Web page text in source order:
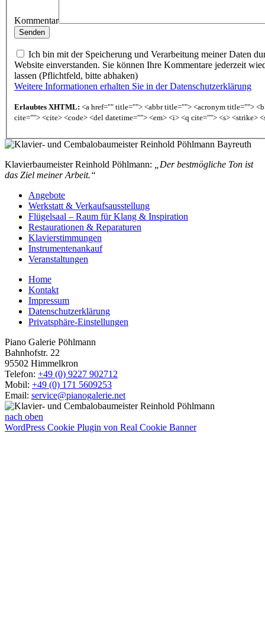
Kommentar
Ich bin mit der Speicherung und Verarbeitung meiner Daten
Website einverstanden. Sie können Ihre Kommentare jederzeit
lassen (Pflichtfeld, bitte abhaken)
Weitere Informationen erhalten Sie in der Datenschutzerklärung
Erlaubtes XHTML: <a href="" title=""> <abbr title=""> <acronym title="">
cite=""> <cite> <code> <del datetime=""> <em> <i> <q cite=""> <s> <strike>
Klavierbaumeister Reinhold Pöhlmann:
„Der bestmögliche Ton ist
das Ziel meiner Arbeit.“
Angebote
Werkstatt & Verkaufsausstellung
Flügelsaal – Raum für Klang & Inspiration
Restaurationen & Reparaturen
Klavierstimmungen
Instrumentenankauf
Veranstaltungen
Home
Kontakt
Impressum
Datenschutzerklärung
Privatsphäre-Einstellungen
Piano Galerie Pöhlmann
Bahnhofstr. 22
95502 Himmelkron
Telefon: +49 (0) 9227 902712
Mobil: +49 (0) 171 5609253
Email: service@pianogalerie.net
nach oben
WordPress Cookie Plugin von Real Cookie Banner